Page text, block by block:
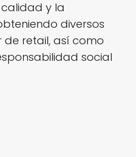
y la
diversos
de retail, así como
social